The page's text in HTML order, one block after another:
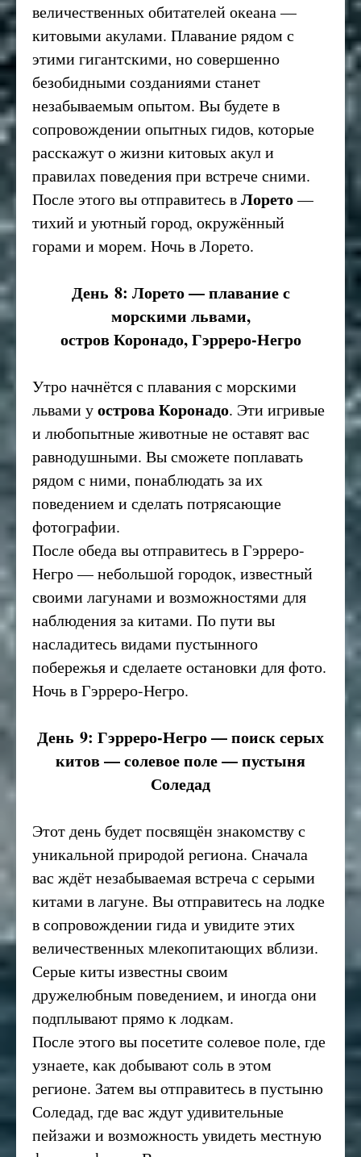
величественных обитателей океана —
китовыми акулами. Плавание рядом с
этими гигантскими, но совершенно
безобидными созданиями станет
незабываемым опытом. Вы будете в
сопровождении опытных гидов, которые
расскажут о жизни китовых акул и
правилах поведения при встрече сними.
После этого вы отправитесь вЛорето—
тихий и уютный город, окружённый
горами и морем. Ночь в Лорето.
День 8: Лорето — плавание с
морскими львами,
остров Коронадо, Гэрреро-Негро
Утро начнётся с плавания с морскими
львами уострова Коронадо. Эти игривые
и любопытные животные не оставят вас
равнодушными. Вы сможете поплавать
рядом с ними, понаблюдать за их
поведением и сделать потрясающие
фотографии.
После обеда вы отправитесь в Гэрреро-
Негро — небольшой городок, известный
своими лагунами и возможностями для
наблюдения за китами. По пути вы
насладитесь видами пустынного
побережья и сделаете остановки для фото.
Ночь в Гэрреро-Негро.
День 9: Гэрреро-Негро — поиск серых
китов — солевое поле — пустыня
Соледад
Этот день будет посвящён знакомству с
уникальной природой региона. Сначала
вас ждёт незабываемая встреча с серыми
китами в лагуне. Вы отправитесь на лодке
в сопровождении гида и увидите этих
величественных млекопитающих вблизи.
Серые киты известны своим
дружелюбным поведением, и иногда они
подплывают прямо к лодкам.
После этого вы посетите солевое поле, где
узнаете, как добывают соль в этом
регионе. Затем вы отправитесь в пустыню
Соледад, где вас ждут удивительные
пейзажи и возможность увидеть местную